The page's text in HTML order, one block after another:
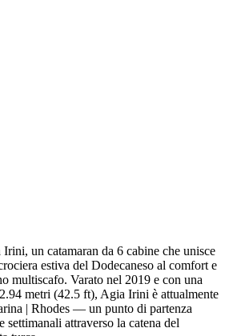
un catamaran da 6 cabine che unisce
estiva del Dodecaneso al comfort e
multiscafo. Varato nel 2019 e con una
metri (42.5 ft), Agia Irini è attualmente
| Rhodes — un punto di partenza
settimanali attraverso la catena del